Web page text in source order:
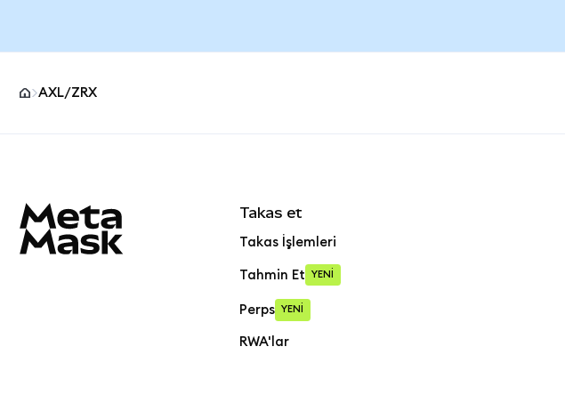
AXL/ZRX
Takas et
Takas İşlemleri
Tahmin Et YENİ
Perps YENİ
RWA'lar